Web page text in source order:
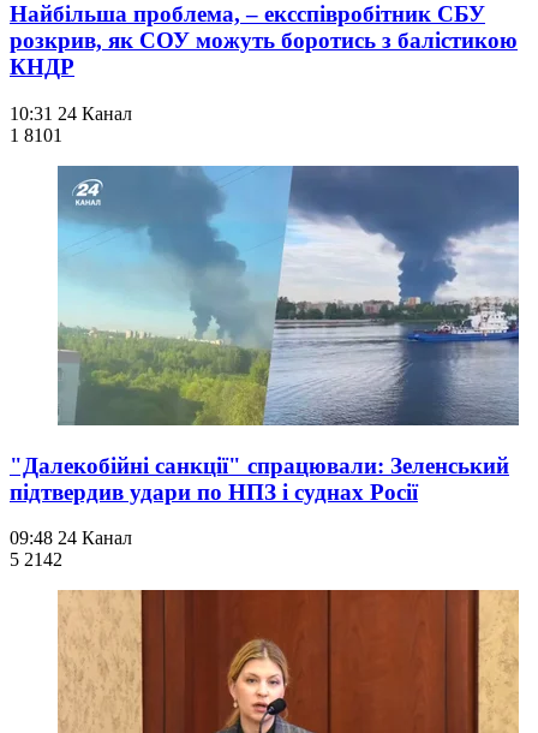
Найбільша проблема, – ексспівробітник СБУ
розкрив, як СОУ можуть боротись з балістикою
КНДР
10:31 24 Канал
1 8101
"Далекобійні санкції" спрацювали: Зеленський
підтвердив удари по НПЗ і суднах Росії
09:48 24 Канал
5 2142